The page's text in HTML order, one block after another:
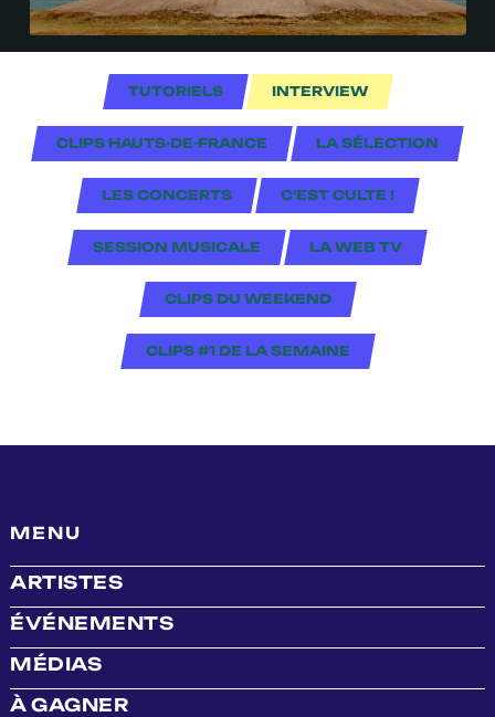
TUTORIELS INTERVIEW
CLIPS HAUTS-DE-FRANCE LA SÉLECTION
LES CONCERTS C'EST CULTE !
SESSION MUSICALE LA WEB TV
CLIPS DU WEEKEND
CLIPS #1 DE LA SEMAINE
MENU
ARTISTES
ÉVÉNEMENTS
MÉDIAS
À GAGNER